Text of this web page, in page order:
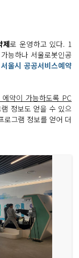
제로 운영하고 있다. 1
능하나 서울로봇인공
서울시 공공서비스예약
에약이 가능하도록 PC
정보도 얻을 수 있으
로그램 정보를 얻어 더